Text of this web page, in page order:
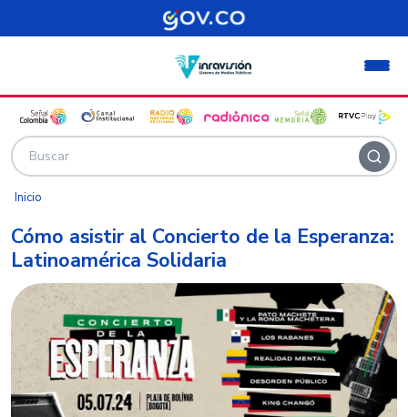
Pasar al contenido principal
Inicio
Cómo asistir al Concierto de la Esperanza:
Latinoamérica Solidaria